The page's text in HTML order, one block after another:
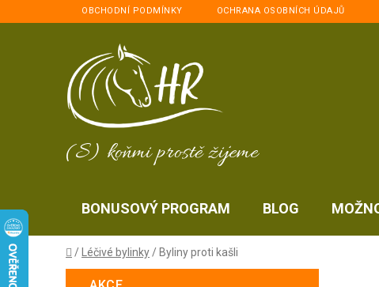
na
OBCHODNÍ PODMÍNKY OCHRANA OSOBNÍCH ÚDAJŮ
(S) koňmi prostě žijeme
BONUSOVÝ PROGRAM BLOG
Domů
/ Léčivé bylinky / Byliny proti kašli